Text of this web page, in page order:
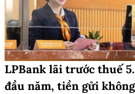
LPBank lãi trước thuế
đầu năm, tiền gửi